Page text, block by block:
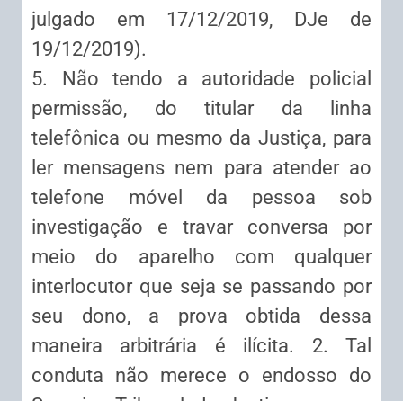
julgado em 17/12/2019, DJe de
19/12/2019).
5. Não tendo a autoridade policial
permissão, do titular da linha
telefônica ou mesmo da Justiça, para
ler mensagens nem para atender ao
telefone móvel da pessoa sob
investigação e travar conversa por
meio do aparelho com qualquer
interlocutor que seja se passando por
seu dono, a prova obtida dessa
maneira arbitrária é ilícita. 2. Tal
conduta não merece o endosso do